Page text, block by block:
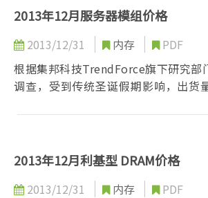
2013年12月服务器模组价格
2013/12/31 内存
PDF
根据集邦科技TrendForce旗下研究部
调查，受到传统圣诞假期影响，出货
2013年12月利基型 DRAM价格
2013/12/31 内存
PDF